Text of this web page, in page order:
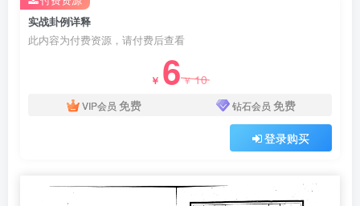
实战卦例详释
此内容为付费资源，请付费后查看
￥ 6￥10
VIP会员 免费 钻石会员 免费
登录购买